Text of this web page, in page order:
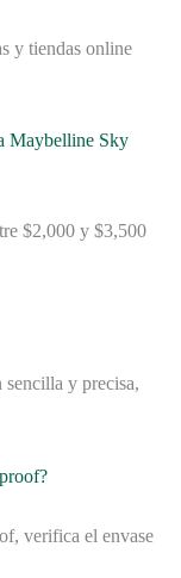
y tiendas online
Maybelline Sky
$2,000 y $3,500
y precisa,
verifica el envase